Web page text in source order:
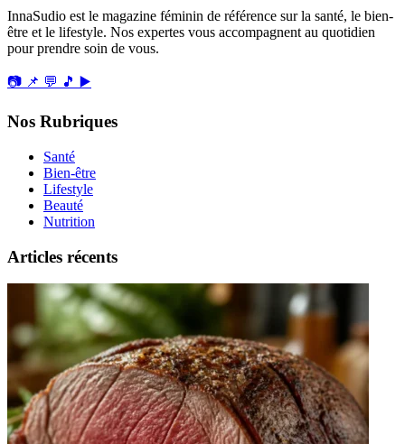
InnaSudio est le magazine féminin de référence sur la santé, le bien-
être et le lifestyle. Nos expertes vous accompagnent au quotidien
pour prendre soin de vous.
📷 📌 💬 🎵 ▶️
Nos Rubriques
Santé
Bien-être
Lifestyle
Beauté
Nutrition
Articles récents